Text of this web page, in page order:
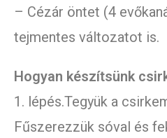
– Cézár öntet (4
tejmentes változatot is.
Hogyan készítsünk
1. lépés.Tegyük a
Fűszerezzük sóval és